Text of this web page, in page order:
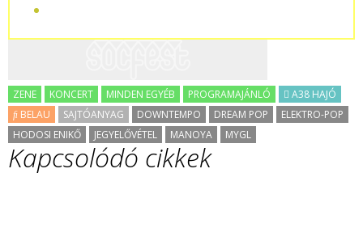
ZENE KONCERT MINDEN EGYÉB PROGRAMAJÁNLÓ
A38 HAJÓ
BELAU
SAJTÓANYAG DOWNTEMPO DREAM POP
ELEKTRO-POP
HODOSI ENIKŐ
JEGYELŐVÉTEL MANOYA MYGL
Kapcsolódó cikkek